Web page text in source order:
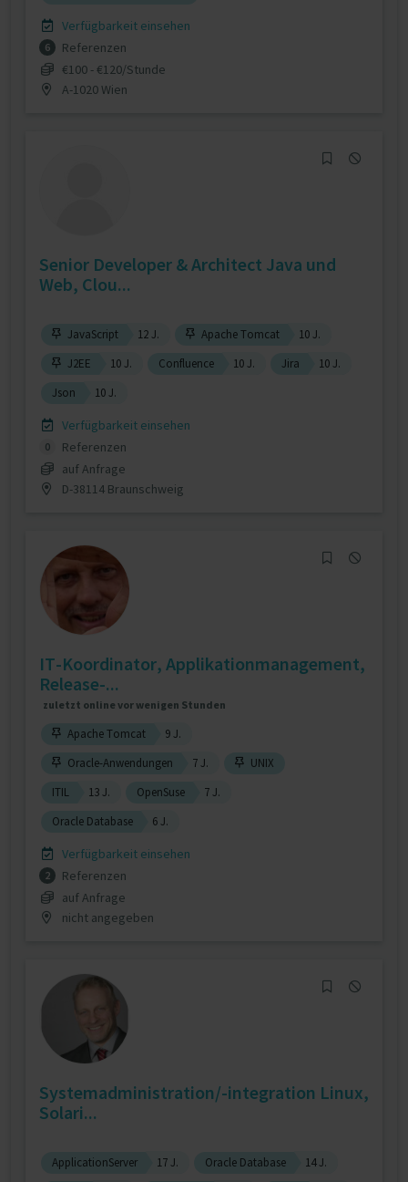
Verfügbarkeit einsehen
6
Referenzen
€100 - €120/Stunde
A-1020 Wien
Senior Developer & Architect Java und
Web, Clou...
JavaScript 12 J. Apache Tomcat
10 J.
J2EE
10 J. Confluence 10 J. Jira
10 J.
Json
10 J.
Verfügbarkeit einsehen
0
Referenzen
auf Anfrage
D-38114 Braunschweig
IT-Koordinator, Applikationmanagement,
Release-...
zuletzt online vor wenigen Stunden
Apache Tomcat
9 J.
Oracle-Anwendungen
7 J.
UNIX
ITIL
13 J. OpenSuse
7 J.
Oracle Database
6 J.
Verfügbarkeit einsehen
2
Referenzen
auf Anfrage
nicht angegeben
Systemadministration/-integration Linux,
Solari...
ApplicationServer 17 J. Oracle Database 14 J.